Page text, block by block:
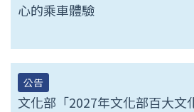
心的乘車體驗
公告
文化部「2027年文化部百大文